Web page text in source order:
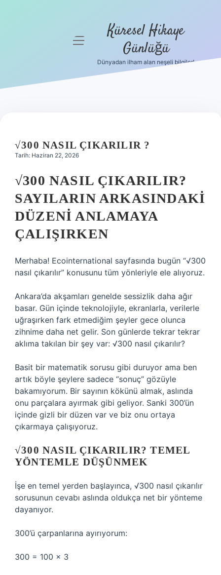
Hakkımızda
menüyü
Küresel Hikaye
Günlüğü
Dünyadan ilham alan neşeli bilgiler!
√300 NASIL ÇIKARILIR ?
Tarih: Haziran 22, 2026
√300 NASIL ÇIKARILIR?
SAYILARIN ARKASINDAKI
DÜZENI ANLAMAYA
ÇALIŞIRKEN
Merhaba! Ecointernational sayfasında bugün “√300
nasıl çıkarılır” konusunu tüm yönleriyle ele alıyoruz.
Ankara’da akşamları genelde sessizlik daha ağır
basar. Gün içinde teknolojiyle, ekranlarla, verilerle
uğraşırken fark etmediğim şeyler gece olunca
zihnime daha net gelir. Son günlerde tekrar tekrar
aklıma takılan bir şey var: √300 nasıl çıkarılır?
Basit bir matematik sorusu gibi duruyor ama ben
artık böyle şeylere sadece “sonuç” gözüyle
bakamıyorum. Bir sayının kökünü almak, aslında
onu parçalara ayırmak gibi geliyor. Sanki 300’ün
içinde gizli bir düzen var ve biz onu ortaya
çıkarmaya çalışıyoruz.
√300 NASIL ÇIKARILIR? TEMEL
YÖNTEMLE DÜŞÜNMEK
İşe en temel yerden başlayınca, √300 nasıl çıkarılır
sorusunun cevabı aslında oldukça net bir yönteme
dayanıyor.
300’ü çarpanlarına ayırıyorum:
300 = 100 × 3